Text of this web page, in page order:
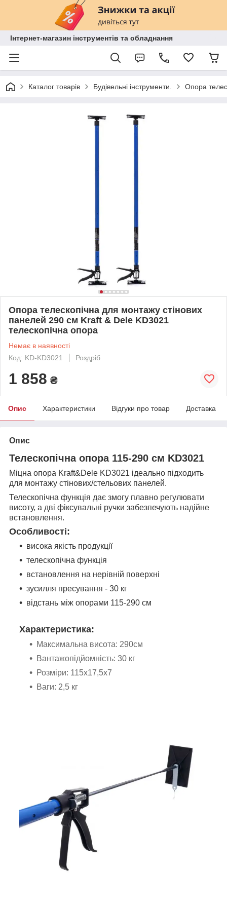
Інтернет-магазин інструментів та обладнання
Каталог товарів Будівельні інструменти. Опора
Опора телескопічна для монтажу стінових
панелей 290 см Kraft & Dele KD3021
телескопічна опора
Немає в наявності
Код: KD-KD3021
Роздріб
1 858 ₴
Опис Характеристики Відгуки про товар Доставка
Опис
Телескопічна опора 115-290 см KD3021
Міцна опора Kraft&Dele KD3021 ідеально підходить
для монтажу стінових/стельових панелей.
Телескопічна функція дає змогу плавно регулювати
висоту, а дві фіксувальні ручки забезпечують надійне
встановлення.
Особливості:
висока якість продукції
телескопічна функція
встановлення на нерівній поверхні
зусилля пресування - 30 кг
відстань між опорами 115-290 см
Характеристика:
Максимальна висота: 290см
Вантажопідйомність: 30 кг
Розміри: 115x17,5x7
Ваги: 2,5 кг